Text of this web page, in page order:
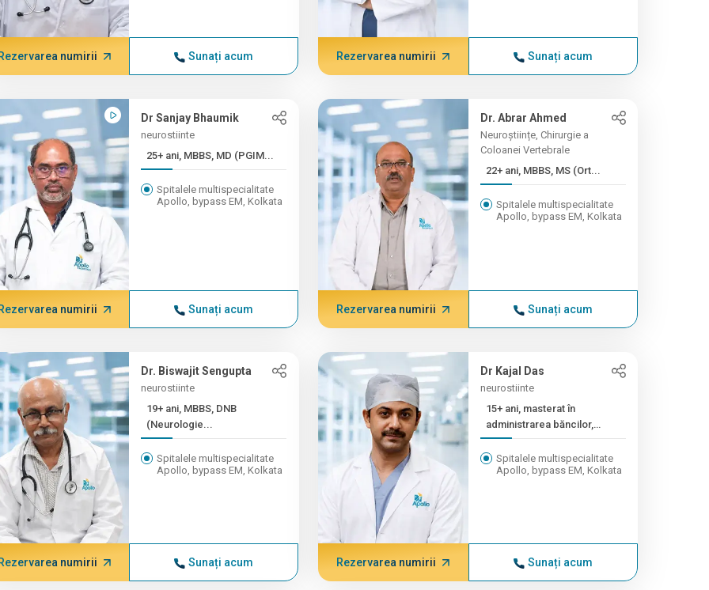
Rezervarea numirii Sunați acum Rezervarea numirii Sunați acum
Dr Sanjay Bhaumik
neurostiinte
25+ ani, MBBS, MD (PGIM...
Spitalele multispecialitate
Apollo, bypass EM, Kolkata
Rezervarea numirii Sunați acum
Dr. Abrar Ahmed
Neuroștiințe, Chirurgie a
Coloanei Vertebrale
22+ ani, MBBS, MS (Ort...
Spitalele multispecialitate
Apollo, bypass EM, Kolkata
Rezervarea numirii Sunați acum
Dr. Biswajit Sengupta
neurostiinte
19+ ani, MBBS, DNB
(Neurologie...
Spitalele multispecialitate
Apollo, bypass EM, Kolkata
Rezervarea numirii Sunați acum
Dr Kajal Das
neurostiinte
15+ ani, masterat în
administrarea băncilor,
masterat în filosofie
Spitalele multispecialitate
Apollo, bypass EM, Kolkata
Rezervarea numirii Sunați acum